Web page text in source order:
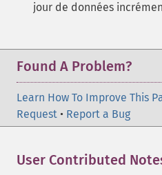
jour de données
Found A Problem?
Learn How To Improve This
Request • Report a Bug
User Contributed